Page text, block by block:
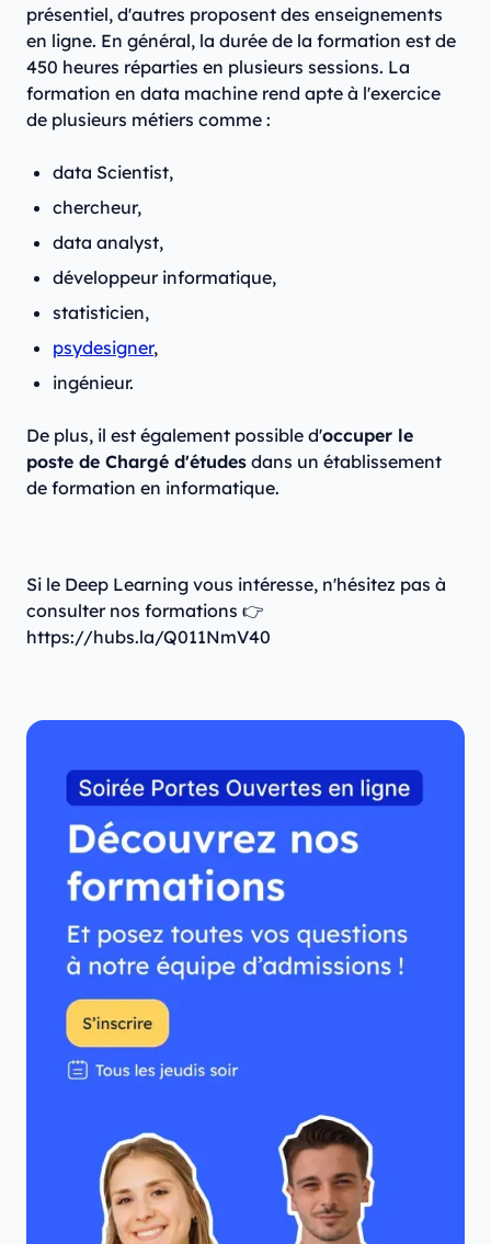
présentiel, d'autres proposent des enseignements
en ligne. En général, la durée de la formation est de
450 heures réparties en plusieurs sessions. La
formation en data machine rend apte à l'exercice
de plusieurs métiers comme :
data Scientist,
chercheur,
data analyst,
développeur informatique,
statisticien,
psydesigner,
ingénieur.
De plus, il est également possible d'occuper le
poste de Chargé d'études dans un établissement
de formation en informatique.
Si le Deep Learning vous intéresse, n'hésitez pas à
consulter nos formations 👉
https://hubs.la/Q011NmV40